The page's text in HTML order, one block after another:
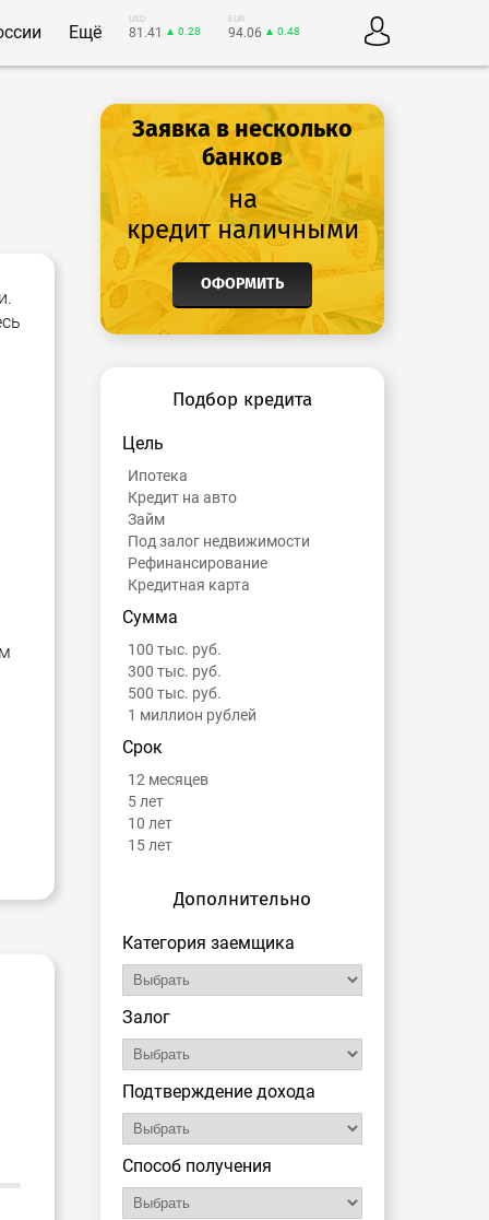
Ещё
USD
81.41 ▲ 0.28
EUR
94.06 ▲ 0.48
Заявка в несколько
банков
на
кредит наличными
ОФОРМИТЬ
Подбор кредита
Цель
Ипотека
Кредит на авто
Займ
Под залог недвижимости
Рефинансирование
Кредитная карта
Сумма
100 тыс. руб.
300 тыс. руб.
500 тыс. руб.
1 миллион рублей
Срок
12 месяцев
5 лет
10 лет
15 лет
Дополнительно
Категория заемщика
Залог
Подтверждение дохода
Способ получения